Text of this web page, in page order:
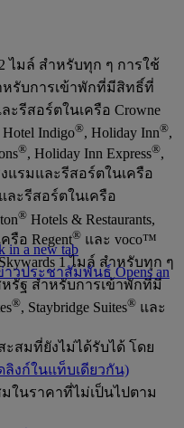
ไมล์ สำหรับทุก ๆ การใช้
หรับการเข้าพักที่มีสิทธิ์ที่
ะรีสอร์ตในเครือ Crowne
Hotel Indigo®, Holiday Inn®,
®, Holiday Inn Express®,
งแรมและรีสอร์ตในเครือ
ละรีสอร์ตในเครือ
® Hotels & Restaurants,
รือ Regent® และ voco™
1 ไมล์ สำหรับทุก ๆ
รัฐ สำหรับการเข้าพักที่มี
®, Staybridge Suites® และ
สมที่ยังไม่ได้รับได้ โดย
ลิงก์ในแท็บเดียวกัน)
ในราคาที่ไม่เป็นไปตาม
in a new tab
วประชาสัมพันธ์ Opens an